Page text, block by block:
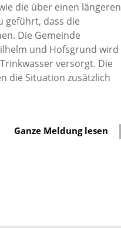
die über einen längeren
geführt, dass die
Die Gemeinde
und Hofsgrund wird
versorgt. Die
die Situation zusätzlich
Ganze Meldung lesen